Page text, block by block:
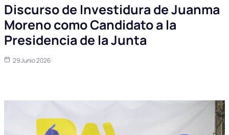
Discurso de Investidura de Juanma
Moreno como Candidato a la
Presidencia de la Junta
29 Junio 2026